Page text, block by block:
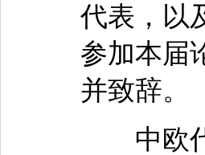
代表，以
参加本届
并致辞。
中欧代